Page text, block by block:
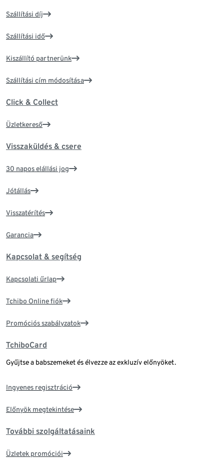
Szállítási díj
Szállítási idő
Kiszállító partnerünk
Szállítási cím módosítása
Click & Collect
Üzletkereső
Visszaküldés & csere
30 napos elállási jog
Jótállás
Visszatérítés
Garancia
Kapcsolat & segítség
Kapcsolati űrlap
Tchibo Online fiók
Promóciós szabályzatok
TchiboCard
Gyűjtse a babszemeket és élvezze az exkluzív előnyöket.
Ingyenes regisztráció
Előnyök megtekintése
További szolgáltatásaink
Üzletek promóciói